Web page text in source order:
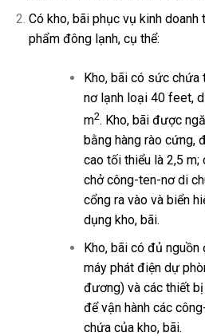
Có kho, bãi phục vụ kinh
phẩm đông lạnh, cụ thể:
Kho, bãi có sức
nơ lạnh loại 40 feet,
m2. Kho, bãi được
bằng hàng rào cứng,
cao tối thiểu là 2,5
chở công-ten-nơ di
cổng ra vào và biển
dụng kho, bãi.
Kho, bãi có đủ
máy phát điện dự
đương) và các thiết
để vận hành các
chứa của kho, bãi.